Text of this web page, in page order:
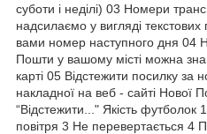
суботи і неділі) 03 Номери
надсилаємо у вигляді
вами номер наступного дня 04
Пошти у вашому місті можна
карті 05 Відстежити посилку за
накладної на веб - сайті Нової
“Відстежити..." Якість футболок
повітря 3 Не перевертається 4